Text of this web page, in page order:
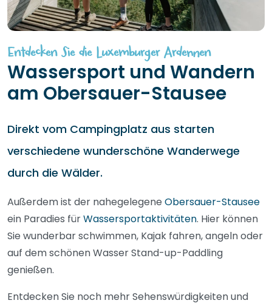
Entdecken Sie die Luxemburger Ardennen
Wassersport und Wandern
am Obersauer-Stausee
Direkt vom Campingplatz aus starten
verschiedene wunderschöne Wanderwege
durch die Wälder.
Außerdem ist der nahegelegene Obersauer-Stausee
ein Paradies fürWassersportaktivitäten. Hier können
Sie wunderbar schwimmen, Kajak fahren, angeln oder
auf dem schönen Wasser Stand-up-Paddling
genießen.
Entdecken Sie noch mehr Sehenswürdigkeiten und